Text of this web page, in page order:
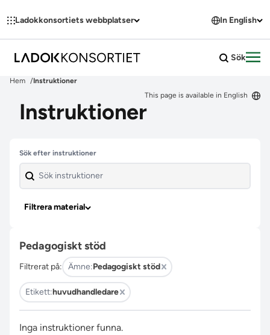
Ladokkonsortiets webbplatser In English
Sök
Hem
Instruktioner
This page is available in English
Instruktioner
Hoppa över filter
Sök efter instruktioner
Filtrera material
Pedagogiskt stöd
Filtrerat på: Ämne:Pedagogiskt stöd
Etikett:huvudhandledare
Inga instruktioner funna.